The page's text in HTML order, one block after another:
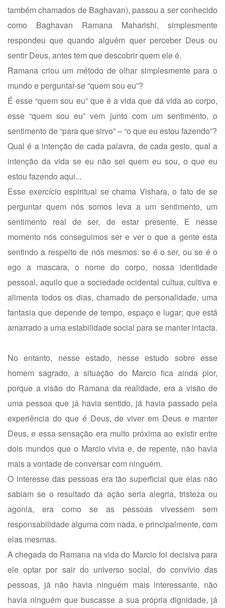
também chamados de Baghavan), passou a ser conhecido
como Baghavan Ramana Maharishi, simplesmente
respondeu que quando alguém quer perceber Deus ou
sentir Deus, antes tem que descobrir quem ele é.
Ramana criou um método de olhar simplesmente para o
mundo e perguntar-se “quem sou eu”?
É esse “quem sou eu” que é a vida que dá vida ao corpo,
esse “quem sou eu” vem junto com um sentimento, o
sentimento de “para que sirvo” – “o que eu estou fazendo”?
Qual é a intenção de cada palavra, de cada gesto, qual a
intenção da vida se eu não sei quem eu sou, o que eu
estou fazendo aqui...
Esse exercício espiritual se chama Vishara, o fato de se
perguntar quem nós somos leva a um sentimento, um
sentimento real de ser, de estar presente. E nesse
momento nós conseguimos ser e ver o que a gente esta
sentindo a respeito de nós mesmos: se é o ser, ou se é o
ego a mascara, o nome do corpo, nossa identidade
pessoal, aquilo que a sociedade ocidental cultua, cultiva e
alimenta todos os dias, chamado de personalidade, uma
fantasia que depende de tempo, espaço e lugar; que está
amarrado a uma estabilidade social para se manter intacta.
No entanto, nesse estado, nesse estudo sobre esse
homem sagrado, a situação do Marcio fica ainda pior,
porque a visão do Ramana da realidade, era a visão de
uma pessoa que já havia sentido, já havia passado pela
experiência do que é Deus, de viver em Deus e manter
Deus, e essa sensação era muito próxima ao existir entre
dois mundos que o Marcio vivia e, de repente, não havia
mais a vontade de conversar com ninguém.
O interesse das pessoas era tão superficial que elas não
sabiam se o resultado da ação seria alegria, tristeza ou
agonia, era como se as pessoas vivessem sem
responsabilidade alguma com nada, e principalmente, com
elas mesmas.
A chegada do Ramana na vida do Marcio foi decisiva para
ele optar por sair do universo social, do convívio das
pessoas, já não havia ninguém mais interessante, não
havia ninguém que buscasse a sua própria dignidade, já